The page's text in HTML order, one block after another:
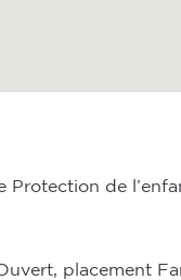
de
placement